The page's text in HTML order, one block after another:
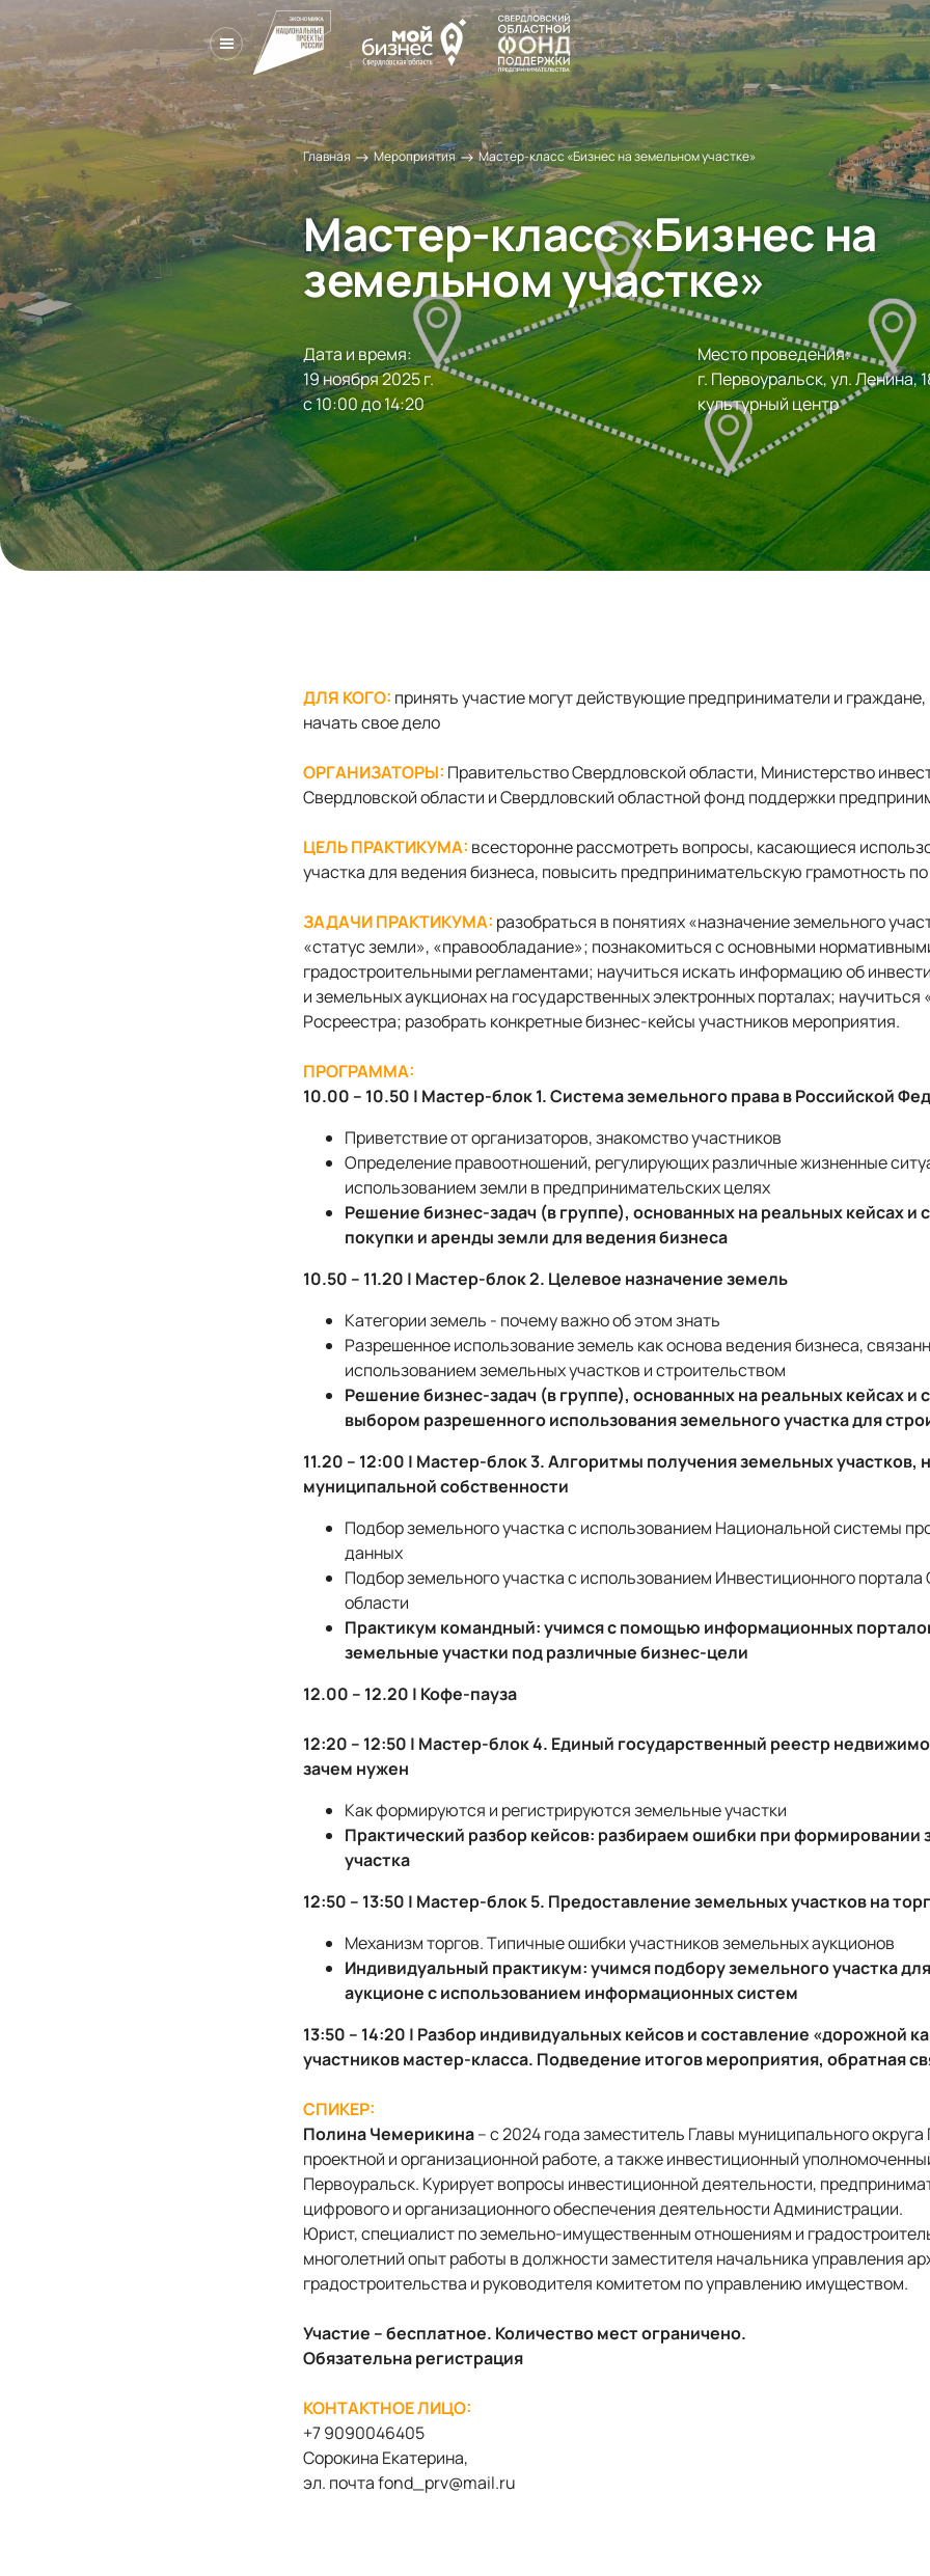
Главная →Мероприятия→Мастер-класс «Бизнес на земельном участке»
Мастер-класс «Бизнес на
земельном участке»
Дата и время:
19 ноября 2025 г.
с 10:00 до 14:20
Место проведения:
г. Первоуральск, ул.
культурный центр
ДЛЯ КОГО: принять участие могут действующие предприниматели и
начать свое дело
ОРГАНИЗАТОРЫ: Правительство Свердловской области, Министерство
Свердловской области и Свердловский областной фонд поддержки
ЦЕЛЬ ПРАКТИКУМА: всесторонне рассмотреть вопросы, касающиеся
участка для ведения бизнеса, повысить предпринимательскую грамотность
ЗАДАЧИ ПРАКТИКУМА: разобраться в понятиях «назначение земельного
«статус земли», «правообладание»; познакомиться с основными
градостроительными регламентами; научиться искать информацию об
и земельных аукционах на государственных электронных порталах; научиться
Росреестра; разобрать конкретные бизнес-кейсы участников мероприятия.
ПРОГРАММА:
10.00 – 10.50 | Мастер-блок 1. Система земельного права в Российской
Приветствие от организаторов, знакомство участников
Определение правоотношений, регулирующих различные жизненные
использованием земли в предпринимательских целях
Решение бизнес-задач (в группе), основанных на реальных кейсах и
покупки и аренды земли для ведения бизнеса
10.50 – 11.20 | Мастер-блок 2. Целевое назначение земель
Категории земель - почему важно об этом знать
Разрешенное использование земель как основа ведения бизнеса,
использованием земельных участков и строительством
Решение бизнес-задач (в группе), основанных на реальных кейсах и
выбором разрешенного использования земельного участка для
11.20 – 12:00 | Мастер-блок 3. Алгоритмы получения земельных участков,
муниципальной собственности
Подбор земельного участка с использованием Национальной системы
данных
Подбор земельного участка с использованием Инвестиционного
области
Практикум командный: учимся с помощью информационных
земельные участки под различные бизнес-цели
12.00 – 12.20 | Кофе-пауза
12:20 – 12:50 | Мастер-блок 4. Единый государственный реестр
зачем нужен
Как формируются и регистрируются земельные участки
Практический разбор кейсов: разбираем ошибки при формировании
участка
12:50 – 13:50 | Мастер-блок 5. Предоставление земельных участков на
Механизм торгов. Типичные ошибки участников земельных аукционов
Индивидуальный практикум: учимся подбору земельного участка
аукционе с использованием информационных систем
13:50 – 14:20 | Разбор индивидуальных кейсов и составление «дорожной
участников мастер-класса. Подведение итогов мероприятия, обратная
СПИКЕР:
Полина Чемерикина– с 2024 года заместитель Главы муниципального
проектной и организационной работе, а также инвестиционный
Первоуральск. Курирует вопросы инвестиционной деятельности,
цифрового и организационного обеспечения деятельности Администрации.
Юрист, специалист по земельно-имущественным отношениям и
многолетний опыт работы в должности заместителя начальника управления
градостроительства и руководителя комитетом по управлению имуществом.
Участие – бесплатное. Количество мест ограничено.
Обязательна регистрация
КОНТАКТНОЕ ЛИЦО:
+7 9090046405
Сорокина Екатерина,
эл. почта fond_prv@mail.ru